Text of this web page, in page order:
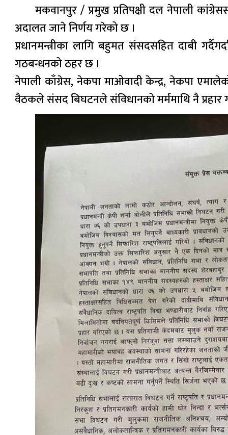
मकवानपुर / प्रमुख प्रतिपक्षी दल नेपाली
अदालत जाने निर्णय गरेको छ ।
प्रधानमन्त्रीका लागि बहुमत संसदसहित दाबी
गठबन्धनको ठहर छ ।
नेपाली काँग्रेस, नेकपा माओवादी केन्द्र, नेकपा
वैठकले संसद बिघटनले संविधानको मर्ममाथि नै